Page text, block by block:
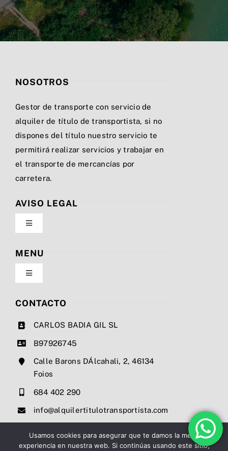
NOSOTROS
Gestor de transporte con servicio de
alquiler de título de transportista, si no
dispones del título nuestro servicio te
permitirá realizar servicios y trabajar en
el transporte de mercancías por
carretera.
AVISO LEGAL
Toggle
Navigation
Política de privacidad
Condiciones de uso
MENU
Toggle
Navigation
Nosotros
Precios
Contacto
CONTACTO
CARLOS BADIA GIL SL
B97926745
Calle Barons DÁlcahali, 2, 46134
Foios
684 402 290
info@alquilertitulotransportista.com
Usamos cookies para asegurar que te damos la mejor
experiencia en nuestra web. Si continúas usando este sitio,